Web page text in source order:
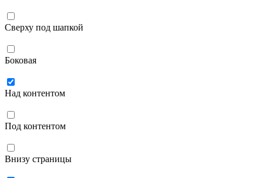
Сверху под шапкой
Боковая
Над контентом
Под контентом
Внизу страницы